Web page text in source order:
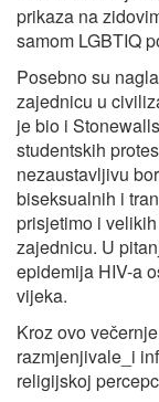
prikaza na
samom LGBTIQ
Posebno su
zajednicu u
je bio i
studentskih
nezaustavljivu
biseksualnih i
prisjetimo i
zajednicu. U
epidemija HIV-a
vijeka.
Kroz ovo
razmjenjivale_i
religijskoj